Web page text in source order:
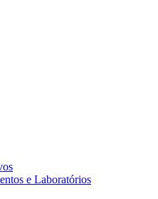
e Laboratórios